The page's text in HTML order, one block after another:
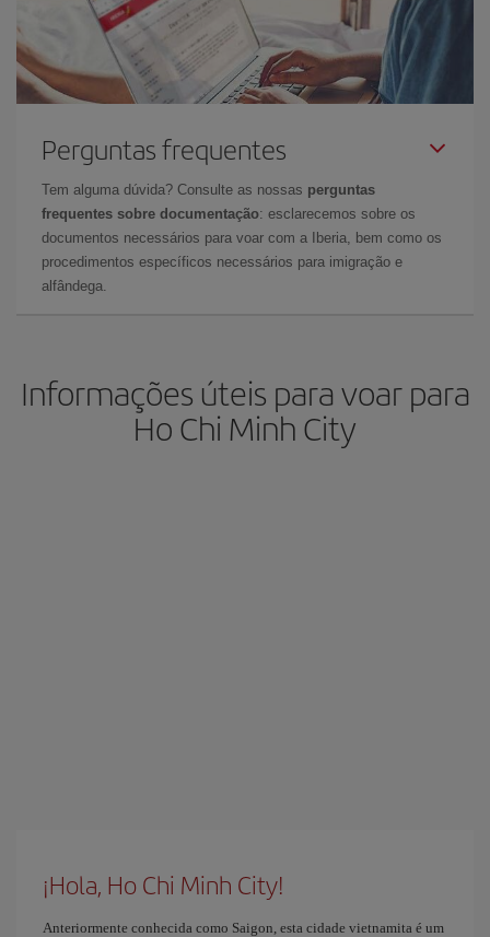
Perguntas frequentes
Tem alguma dúvida? Consulte as nossas perguntas
frequentes sobre documentação: esclarecemos sobre os
documentos necessários para voar com a Iberia, bem como os
procedimentos específicos necessários para imigração e
alfândega.
Informações úteis para voar para
Ho Chi Minh City
¡Hola, Ho Chi Minh City!
Anteriormente conhecida como Saigon, esta cidade vietnamita é um